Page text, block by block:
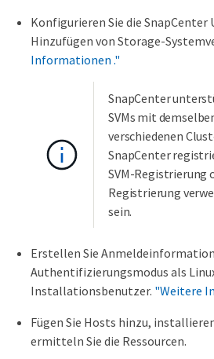
Konfigurieren Sie die SnapCenter
Hinzufügen von Storage-
Informationen ."
SnapCenter
SVMs mit
verschiedenen
SnapCenter
SVM-Registrierung
Registrierung
sein.
Erstellen Sie
Authentifizierungsmodus als
Installationsbenutzer. "Weitere
Fügen Sie Hosts hinzu,
ermitteln Sie die Ressourcen.